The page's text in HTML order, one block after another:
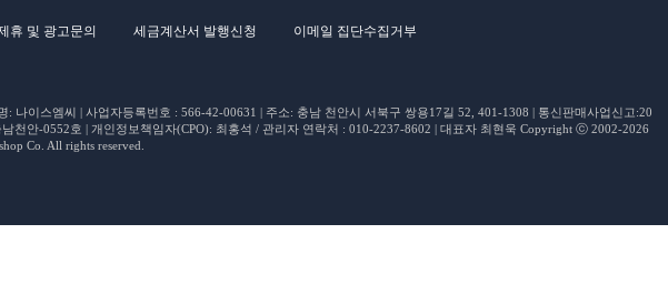
휴 및 광고문의 세금계산서 발행신청 이메일 집단수집거부
: 나이스엠씨 | 사업자등록번호 : 566-42-00631 | 주소: 충남 천안시 서북구 쌍용17길 52, 401-1308 | 통신판매사업신고:20
천안-0552호 | 개인정보책임자(CPO): 최홍석 / 관리자 연락처 : 010-2237-8602 | 대표자 최현욱 Copyright ⓒ 2002-2026
Co. All rights reserved.